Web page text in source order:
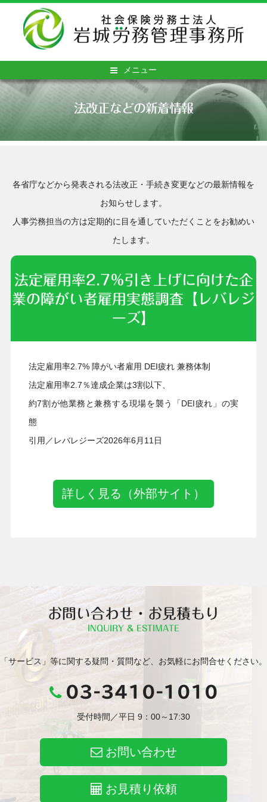
メニュー
法改正などの新着情報
各省庁などから発表される法改正・手続き変更などの最新情報を
お知らせします。
人事労務担当の方は定期的に目を通していただくことをお勧めい
たします。
法定雇用率2.7％引き上げに向けた企
業の障がい者雇用実態調査【レバレジ
ーズ】
法定雇用率2.7% 障がい者雇用 DEI疲れ 兼務体制
法定雇用率2.7％達成企業は3割以下、
約7割が他業務と兼務する現場を襲う「DEI疲れ」の実
態
引用／レバレジーズ2026年6月11日
詳しく見る（外部サイト）
お問い合わせ・お見積もり
INQUIRY & ESTIMATE
「サービス」等に関する疑問・質問など、お気軽にお問合せください。
03-3410-1010
受付時間／平日 9：00～17:30
お問い合わせ
お見積り依頼